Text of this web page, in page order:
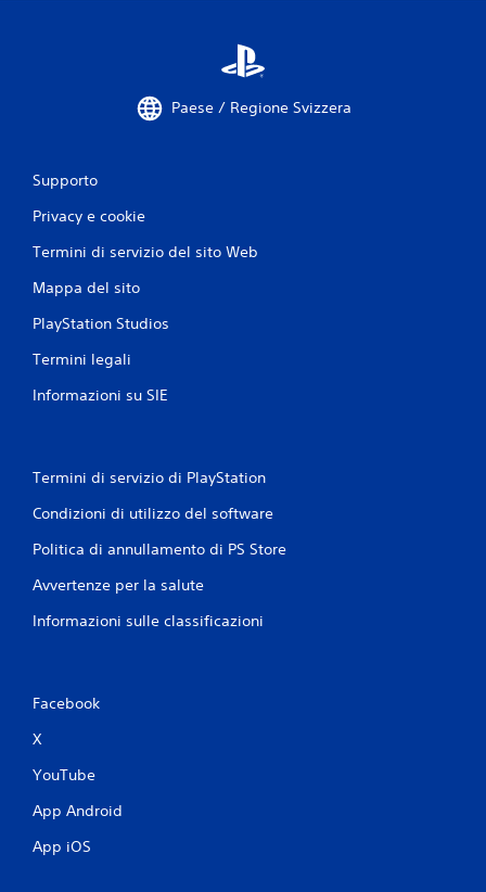
Paese / Regione Svizzera
Supporto
Privacy e cookie
Termini di servizio del sito Web
Mappa del sito
PlayStation Studios
Termini legali
Informazioni su SIE
Termini di servizio di PlayStation
Condizioni di utilizzo del software
Politica di annullamento di PS Store
Avvertenze per la salute
Informazioni sulle classificazioni
Facebook
X
YouTube
App Android
App iOS